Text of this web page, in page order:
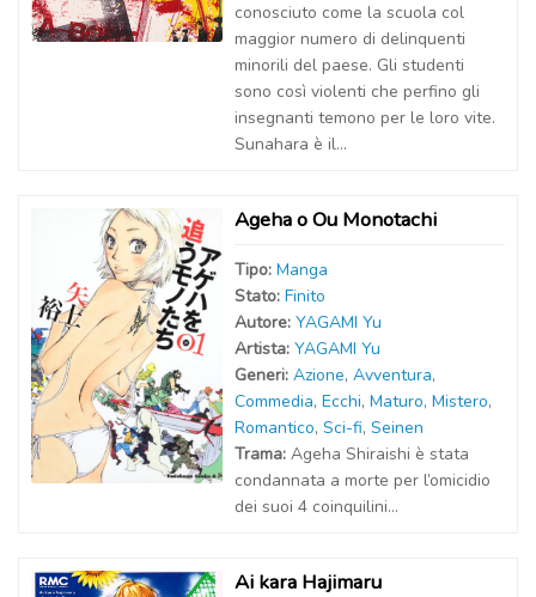
conosciuto come la scuola col
maggior numero di delinquenti
minorili del paese. Gli studenti
sono così violenti che perfino gli
insegnanti temono per le loro vite.
Sunahara è il...
Ageha o Ou Monotachi
Tipo: Manga
Stato: Finito
Autore: YAGAMI Yu
Artista: YAGAMI Yu
Generi: Azione, Avventura,
Commedia, Ecchi, Maturo, Mistero,
Romantico, Sci-fi, Seinen
Trama: Ageha Shiraishi è stata
condannata a morte per l’omicidio
dei suoi 4 coinquilini…
Ai kara Hajimaru